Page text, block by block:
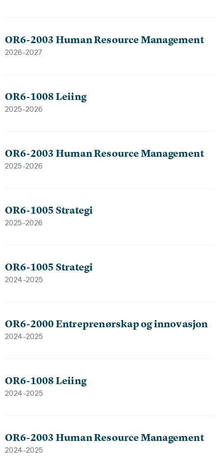
OR6-2003 Human Resource Management
2026-2027
OR6-1008 Leiing
2025-2026
OR6-2003 Human Resource Management
2025-2026
OR6-1005 Strategi
2025-2026
OR6-1005 Strategi
2024-2025
OR6-2000 Entreprenørskap og innovasjon
2024-2025
OR6-1008 Leiing
2024-2025
OR6-2003 Human Resource Management
2024-2025